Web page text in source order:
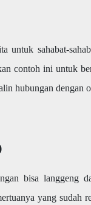
untuk sahabat-
contoh ini untuk
hubungan dengan
bisa langgeng
yang sudah